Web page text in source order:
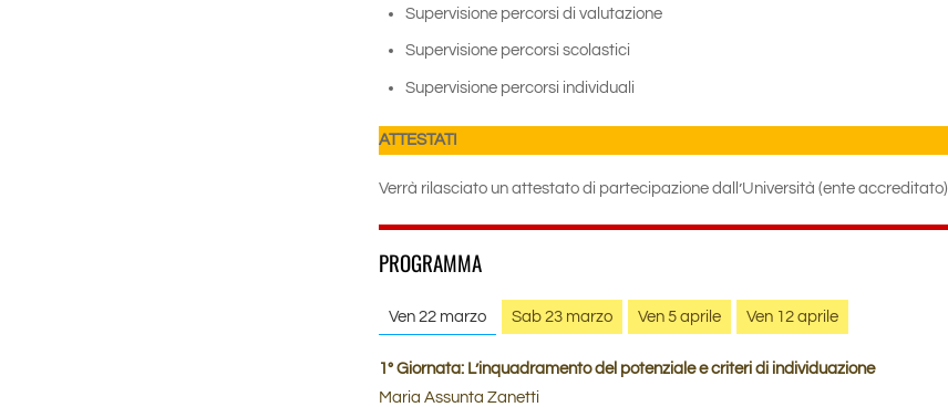
Supervisione percorsi di valutazione
Supervisione percorsi scolastici
Supervisione percorsi individuali
ATTESTATI
Verrà rilasciato un attestato di partecipazione dall’Università (ente accreditato)
PROGRAMMA
Ven 22 marzo Sab 23 marzo Ven 5 aprile Ven 12 aprile
1° Giornata: L’inquadramento del potenziale e criteri di individuazione
Maria Assunta Zanetti